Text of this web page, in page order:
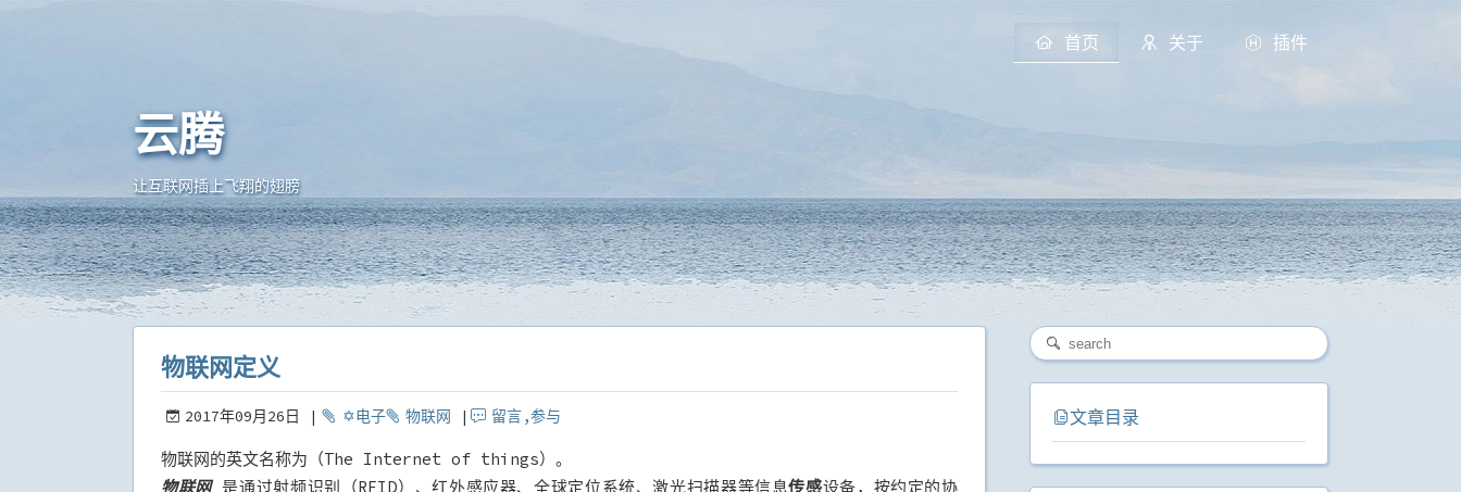
物联网定义
云腾
让互联网插上飞翔的翅膀
首页 关于 插件
物联网定义
2017年09月26日 ✡电子 物联网 留言,参与
物联网的英文名称为（The Internet of things）。
物联网是通过射频识别（RFID）、红外感应器、全球定位系统、激光扫描器等信息传感设备，按约定的协
文章目录